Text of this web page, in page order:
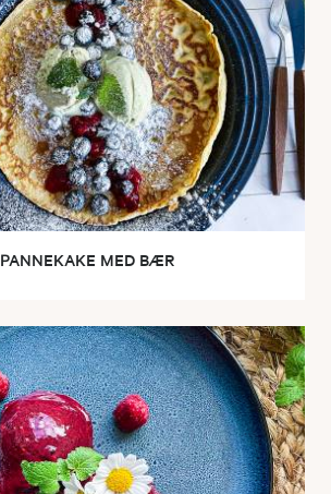
PANNEKAKE MED BÆR